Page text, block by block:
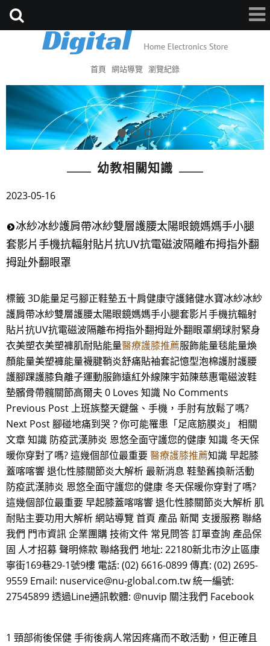
首頁 網站導覽 瀏覽紀錄
幼教相關知識
2023-05-16
冰紗冰紗護肩帶冰紗雙層護腰太陽眼鏡媽媽手小腿
套影片手機抗輻射貼片抗UV抗電磁波隔離布拇指外翻
拇趾外翻眼罩
標籤 3D能量足弓腳正鞋墊五十肩健康守護鍺健水寶冰紗冰紗
護肩帶冰紗雙層護腰太陽眼鏡媽媽手小腿套影片手機抗輻射
貼片抗UV抗電磁波隔離布拇指外翻拇趾外翻眼罩網球肘緊身
衣美塑衣美塑褲肌耐貼能量醫療護膝推薦服飾能量毯能量煥
顏能量美塑褲能量襪腱鞘炎舒痛貼袖套記憶型泡棉護肘護腰
護腳踝護膝負離子運動服飾遠紅外線陳宇茹陳慈惠電磁波鞋
墊髕骨帶髖關節高爾夫 0 Loves 知識 No Comments
Previous Post 上班族整天鍵盤、手機，手肘有放鬆了嗎?
Next Post 腳碰地痛到哭？你可能罹患「足底筋膜炎」 相關
文章 知識 防疫武漢肺炎 恩悠全面守護您的健康 知識 冬天保
暖你穿對了嗎? 這幾個部位最重要醫療護膝推薦知識 早起膝
蓋喀喀響 退化性膝關節炎大解析 最新消息 鞋墊舊換新活動
防疫武漢肺炎 恩悠全面守護您的健康 冬天保暖你穿對了嗎?
這幾個部位最重要 早起膝蓋喀喀響 退化性膝關節炎大解析 肌
耐貼主要功用大解析 網站導覽 首頁 產品 新聞 支援服務 聯絡
我們 門市資訊 企業團購 技術文件 常見問答 訂單查詢 產品保
固 人才招募 聲明條款 聯絡我們 地址: 22180新北市汐止區康
寧街169巷29-1號9樓 電話: (02) 6616-0899 傳真: (02) 2695-
9559 Email: nuservice@nu-global.com.tw 統一編號:
27545899 透過Line通訊軟體: @nuvip 關注我們 Facebook
1 頸部術後保健 手術後病人常因疼痛而不敢活動，但正確且